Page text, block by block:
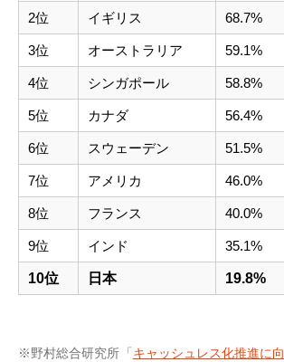
2位 イギリス 68.7%
3位 オーストラリア 59.1%
4位 シンガポール 58.8%
5位 カナダ 56.4%
6位 スウェーデン 51.5%
7位 アメリカ 46.0%
8位 フランス 40.0%
9位 インド 35.1%
10位 日本 19.8%
※野村総合研究所「 キャッシュレス化推進に